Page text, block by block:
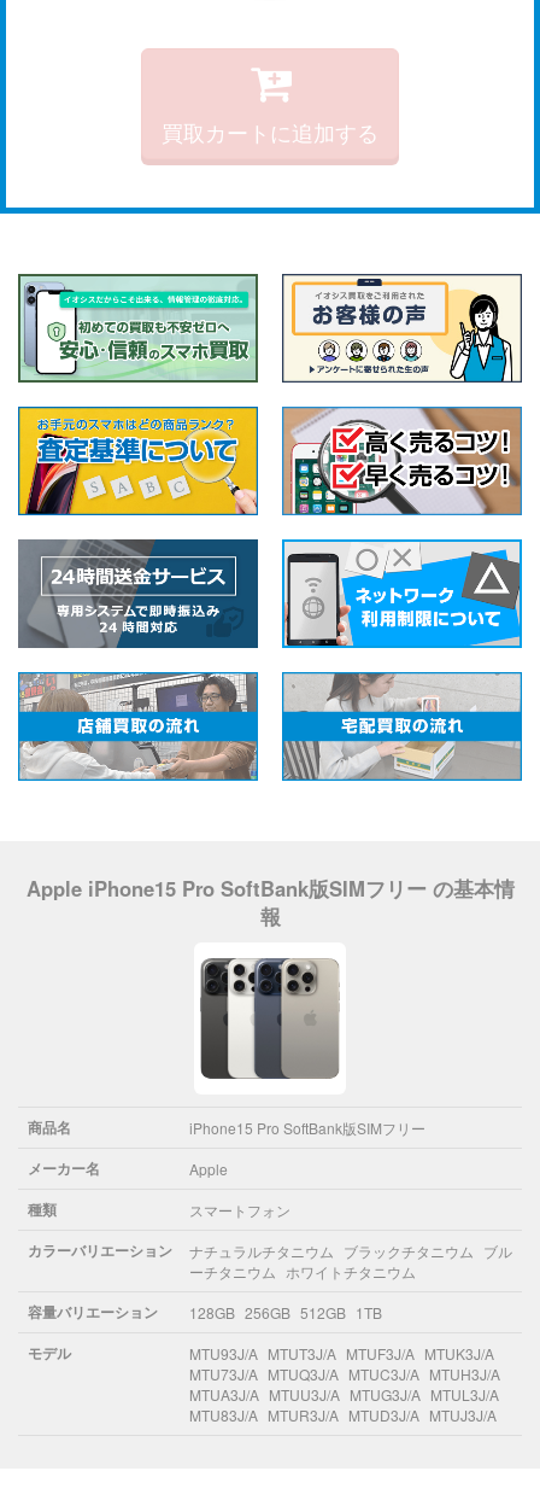
買取カートに追加する
Apple iPhone15 Pro SoftBank版SIMフリー の基本情
報
商品名 iPhone15 Pro SoftBank版SIMフリー
メーカー名 Apple
種類 スマートフォン
カラーバリエーション ナチュラルチタニウム ブラックチタニウム
ブル
ーチタニウム
ホワイトチタニウム
容量バリエーション 128GB 256GB 512GB 1TB
モデル MTU93J/A MTUT3J/A MTUF3J/A MTUK3J/A
MTU73J/A MTUQ3J/A MTUC3J/A MTUH3J/A
MTUA3J/A MTUU3J/A MTUG3J/A MTUL3J/A
MTU83J/A MTUR3J/A MTUD3J/A MTUJ3J/A